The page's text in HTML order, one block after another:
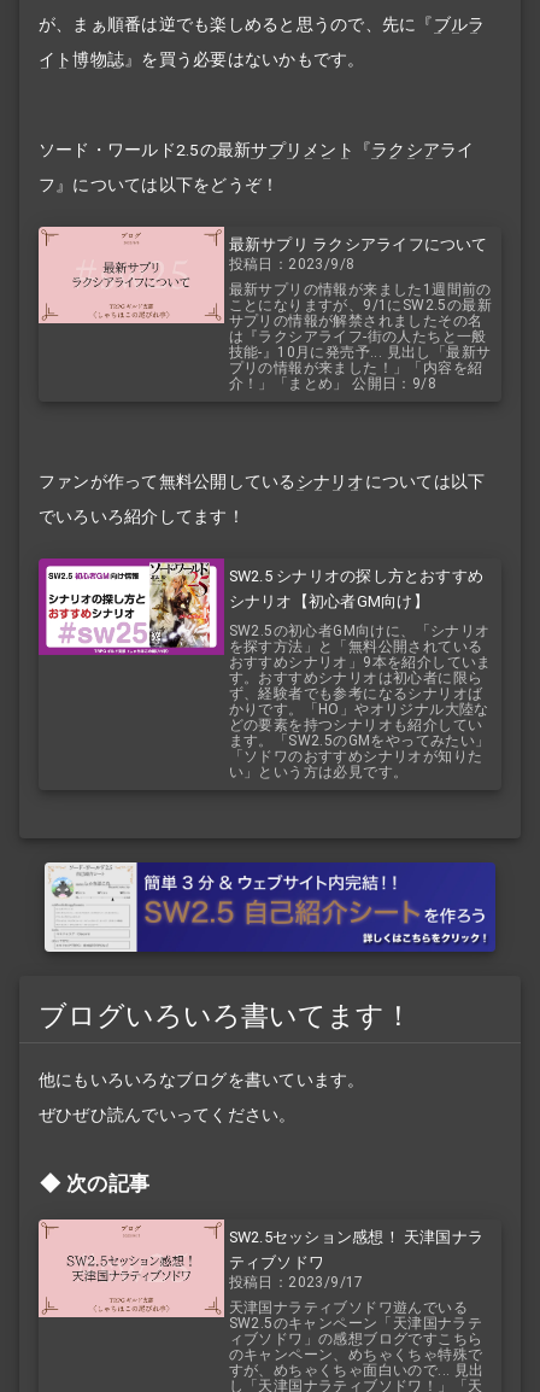
が、まぁ順番は逆でも楽しめると思うので、先に『ブルラ
イト博物誌』を買う必要はないかもです。
ソード・ワールド2.5の最新サプリメント 『ラクシアライ
フ』については以下をどうぞ！
最新サプリ ラクシアライフについて
投稿日：2023/9/8
最新サプリの情報が来ました1週間前の
ことになりますが、9/1にSW2.5の最新
サプリの情報が解禁されましたその名
は『ラクシアライフ‐街の人たちと一般
技能‐』10月に発売予... 見出し「最新サ
プリの情報が来ました！」「内容を紹
介！」「まとめ」 公開日：9/8
ファンが作って無料公開している シナリオについては以下
でいろいろ紹介してます！
SW2.5 シナリオの探し方とおすすめ
シナリオ【初心者GM向け】
SW2.5の初心者GM向けに、「シナリオ
を探す方法」と「無料公開されている
おすすめシナリオ」9本を紹介していま
す。おすすめシナリオは初心者に限ら
ず、経験者でも参考になるシナリオば
かりです。「HO」やオリジナル大陸な
どの要素を持つシナリオも紹介してい
ます。「SW2.5のGMをやってみたい」
「ソドワのおすすめシナリオが知りた
い」という方は必見です。
ブログいろいろ書いてます！
他にもいろいろなブログを書いています。
ぜひぜひ読んでいってください。
次の記事
SW2.5セッション感想！ 天津国ナラ
ティブソドワ
投稿日：2023/9/17
天津国ナラティブソドワ遊んでいる
SW2.5のキャンペーン「天津国ナラテ
ィブソドワ」の感想ブログですこちら
のキャンペーン、めちゃくちゃ特殊で
すが、めちゃくちゃ面白いので... 見出
し「天津国ナラティブソドワ！」「天